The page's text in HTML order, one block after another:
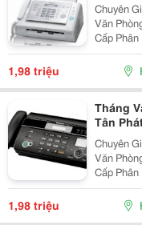
Chuyên
Văn Phòng ------- Tân Phát Tự Hào 14 Năm Là Nhà
Cấp Phân
Phát
Những
1,98 triệu
Tháng
Tân
Chuyên
Văn Phòng ------- Tân Phát Tự Hào 14 Năm Là Nhà
Cấp Phân
Phát
Những
1,98 triệu